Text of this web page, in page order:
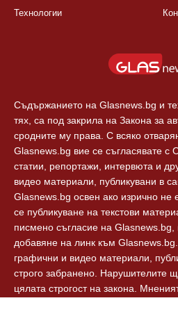
Технологии
Съдържанието на Glasnews.bg и
тях, са под закрила на Закона за
сродните му права. С всяко
Glasnews.bg вие се съгласявате с
статии, репортажи, интервюта и
видео материали, публикувани в
Glasnews.bg освен ако изрично не
се публикуване на текстови
писмено съгласие на Glasnews.bg,
добавяне на линк към
графични и видео материали,
строго забранено. Нарушителите
цялата строгост на закона.